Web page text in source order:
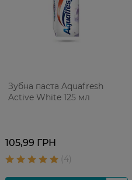
Зубна паста Aquafresh
Active White 125 мл
105,99 ГРН